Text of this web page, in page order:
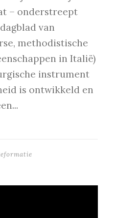
– onderstreept
van
methodistische
in Italië)
instrument
is ontwikkeld en